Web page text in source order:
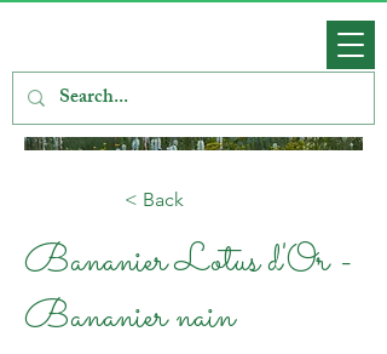
< Back
Bananier Lotus d'Or -
Bananier nain